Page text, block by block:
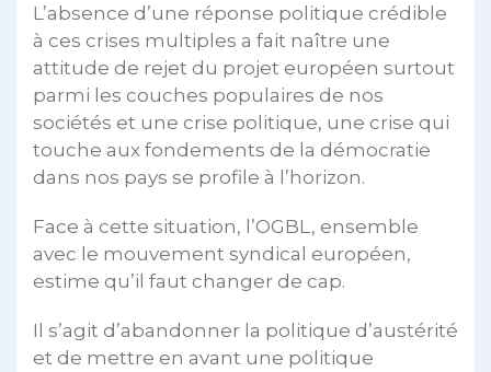
L’absence d’une réponse politique crédible
à ces crises multiples a fait naître une
attitude de rejet du projet européen surtout
parmi les couches populaires de nos
sociétés et une crise politique, une crise qui
touche aux fondements de la démocratie
dans nos pays se profile à l’horizon.
Face à cette situation, l’OGBL, ensemble
avec le mouvement syndical européen,
estime qu’il faut changer de cap.
Il s’agit d’abandonner la politique d’austérité
et de mettre en avant une politique